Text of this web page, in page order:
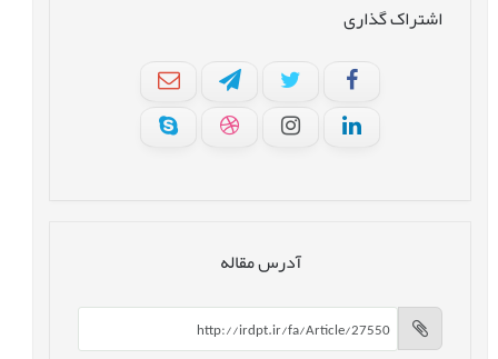
اشتراک گذاری
آدرس مقاله